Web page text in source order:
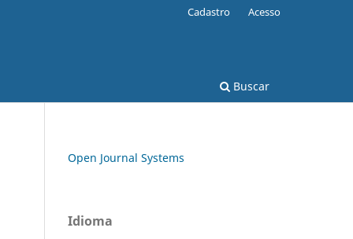
Buscar
Cadastro Acesso
Open Journal Systems
Idioma